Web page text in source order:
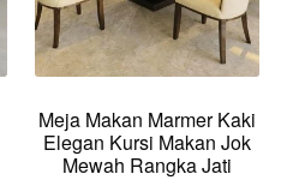
Meja Makan Marmer Kaki
Elegan Kursi Makan Jok
Mewah Rangka Jati